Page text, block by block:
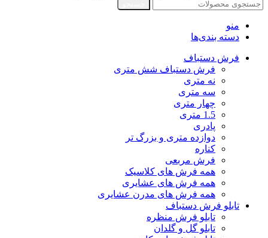
منو
دسته بندی‌ها
فرش دستباف
فرش دستباف شش متری
نه متری
سه متری
چهار متری
1.5 متری
پادری
دوازده متری و بزرگ تر
کناره
فرش مربعی
همه فرش های کلاسیک
همه فرش های عشایری
همه فرش های مدرن عشایری
تابلو فرش دستباف
تابلو فرش منظره
تابلو گل و گلدان